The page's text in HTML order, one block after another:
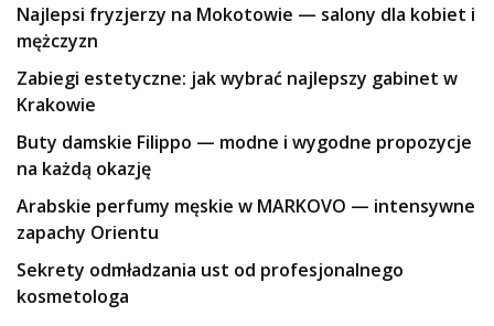
Najlepsi fryzjerzy na Mokotowie — salony dla kobiet i
mężczyzn
Zabiegi estetyczne: jak wybrać najlepszy gabinet w
Krakowie
Buty damskie Filippo — modne i wygodne propozycje
na każdą okazję
Arabskie perfumy męskie w MARKOVO — intensywne
zapachy Orientu
Sekrety odmładzania ust od profesjonalnego
kosmetologa